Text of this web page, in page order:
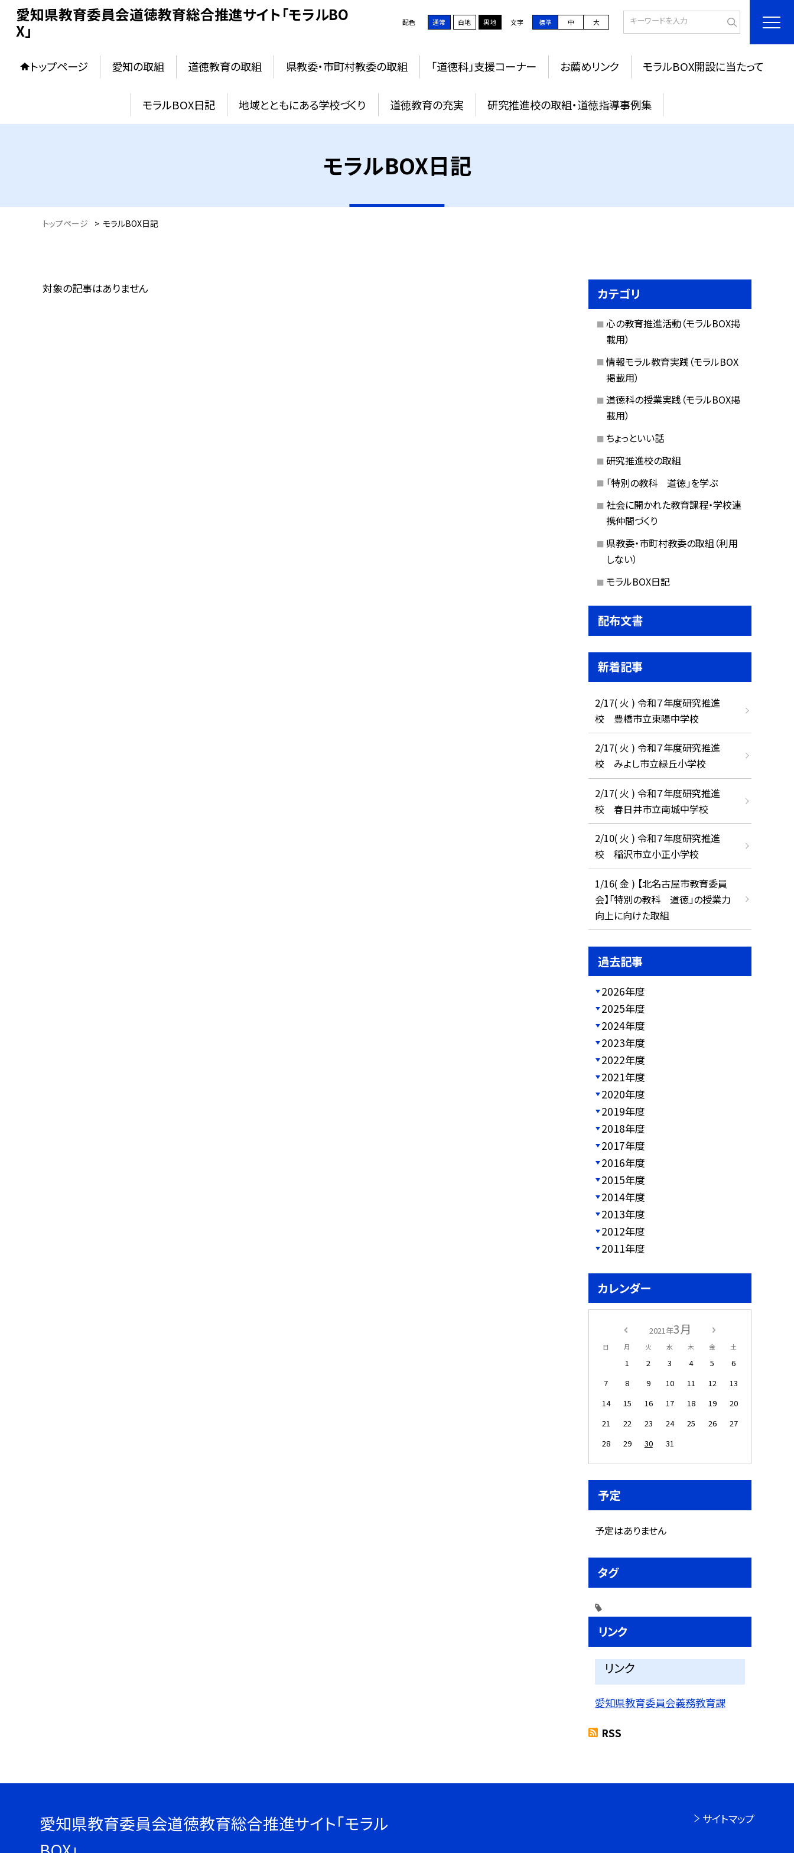
愛知県教育委員会道徳教育総合推進サイト「モラルBO
X」
配色 通常 白地 黒地 文字 標準 中 大
トップページ 愛知の取組 道徳教育の取組 県教委・市町村教委の取組 「道徳科」支援コーナー お薦めリンク モラルBOX開設に当たって
モラルBOX日記 地域とともにある学校づくり 道徳教育の充実 研究推進校の取組・道徳指導事例集
モラルBOX日記
トップページ > モラルBOX日記
対象の記事はありません カテゴリ
心の教育推進活動（モラルBOX掲
載用）
情報モラル教育実践（モラルBOX
掲載用）
道徳科の授業実践（モラルBOX掲
載用）
ちょっといい話
研究推進校の取組
「特別の教科 道徳」を学ぶ
社会に開かれた教育課程・学校連
携仲間づくり
県教委・市町村教委の取組（利用
しない）
モラルBOX日記
配布文書
新着記事
2/17( 火 ) 令和７年度研究推進
校 豊橋市立東陽中学校
2/17( 火 ) 令和７年度研究推進
校 みよし市立緑丘小学校
2/17( 火 ) 令和７年度研究推進
校 春日井市立南城中学校
2/10( 火 ) 令和７年度研究推進
校 稲沢市立小正小学校
1/16( 金 ) 【北名古屋市教育委員
会】「特別の教科 道徳」の授業力
向上に向けた取組
過去記事
2026年度
2025年度
2024年度
2023年度
2022年度
2021年度
2020年度
2019年度
2018年度
2017年度
2016年度
2015年度
2014年度
2013年度
2012年度
2011年度
カレンダー
2021年3月
日 月 火 水 木 金 土
1 2 3 4 5
6
7
8 9 10 11 12
13
14
15 16 17 18 19
20
21
22 23 24 25 26
27
28
29 30 31
予定
予定はありません
タグ
リンク
リンク
愛知県教育委員会義務教育課
RSS
愛知県教育委員会道徳教育総合推進サイト「モラル
サイトマップ